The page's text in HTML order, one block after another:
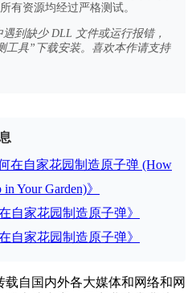
有资源均经过严格测试。
到缺少 DLL 文件或运行报错，
工具”下载安装。喜欢本作请支持
在自家花园制造原子弹 (How
Your Garden)》
自家花园制造原子弹》
自家花园制造原子弹》
自国内外各大媒体和网络和网